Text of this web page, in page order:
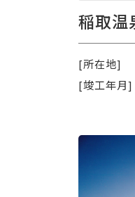
稲取温
[所在地]
[竣工年月]